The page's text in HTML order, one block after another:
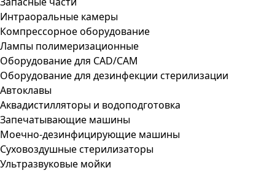
Интраоральные камеры
Компрессорное оборудование
Лампы полимеризационные
Оборудование для CAD/CAM
Оборудование для дезинфекции стерилизации
Автоклавы
Аквадистилляторы и водоподготовка
Запечатывающие машины
Моечно-дезинфицирующие машины
Суховоздушные стерилизаторы
Ультразвуковые мойки